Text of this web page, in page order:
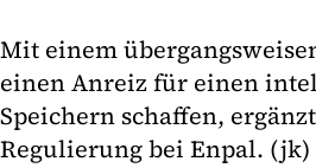
Mit einem
einen Anreiz für einen
Speichern schaffen,
Regulierung bei Enpal. (jk)